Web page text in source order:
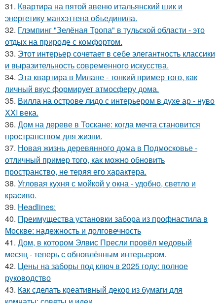
31. Квартира на пятой авеню итальянский шик и
энергетику манхэттена объединила.
32. Глэмпинг "Зелёная Тропа" в тульской области - это
отдых на природе с комфортом.
33. Этот интерьер сочетает в себе элегантность классики
и выразительность современного искусства.
34. Эта квартира в Милане - тонкий пример того, как
личный вкус формирует атмосферу дома.
35. Вилла на острове лидо с интерьером в духе ар - нуво
XXI века.
36. Дом на дереве в Тоскане: когда мечта становится
пространством для жизни.
37. Новая жизнь деревянного дома в Подмосковье -
отличный пример того, как можно обновить
пространство, не теряя его характера.
38. Угловая кухня с мойкой у окна - удобно, светло и
красиво.
39. Headlines:
40. Преимущества установки забора из профнастила в
Москве: надежность и долговечность
41. Дом, в котором Элвис Пресли провёл медовый
месяц - теперь с обновлённым интерьером.
42. Цены на заборы под ключ в 2025 году: полное
руководство
43. Как сделать креативный декор из бумаги для